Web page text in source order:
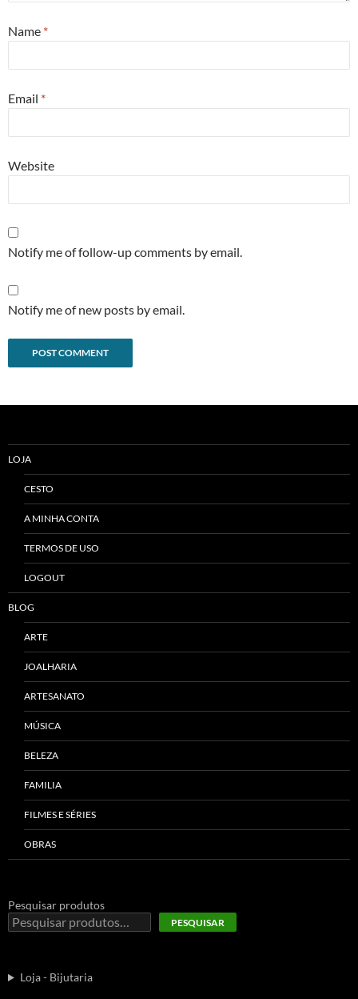
Name *
Email *
Website
Notify me of follow-up comments by email.
Notify me of new posts by email.
LOJA
CESTO
A MINHA CONTA
TERMOS DE USO
LOGOUT
BLOG
ARTE
JOALHARIA
ARTESANATO
MÚSICA
BELEZA
FAMILIA
FILMES E SÉRIES
OBRAS
Pesquisar produtos
PESQUISAR
Loja - Bijutaria